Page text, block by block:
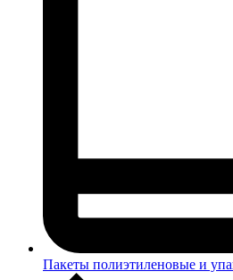
Пакеты полиэтиленовые и